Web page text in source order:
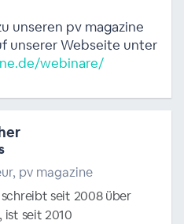
unseren pv magazine
unserer Webseite unter
webinare/
pv magazine
schreibt seit 2008 über
ist seit 2010